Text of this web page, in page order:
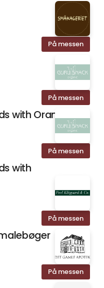
På messen
På messen
with Orange
På messen
with
På messen
På messen